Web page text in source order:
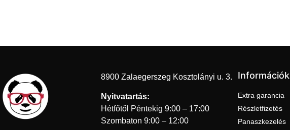
8900 Zalaegerszeg Kosztolányi u. 3.
Nyitvatartás:
Hétfőtől Péntekig 9:00 – 17:00
Szombaton 9:00 – 12:00
Információk
Extra garancia
Részletfizetés
Panaszkezelés